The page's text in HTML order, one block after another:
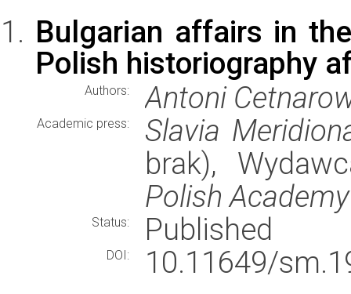
Bulgarian affairs in
Polish historiography
Authors: Antoni
Academic press:
Slavia
brak),
Polish
Status: Published
DOI:
10.11649/